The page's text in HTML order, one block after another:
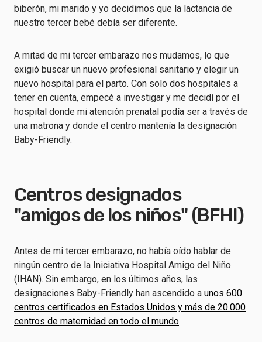
biberón, mi marido y yo decidimos que la lactancia de
nuestro tercer bebé debía ser diferente.
A mitad de mi tercer embarazo nos mudamos, lo que
exigió buscar un nuevo profesional sanitario y elegir un
nuevo hospital para el parto. Con solo dos hospitales a
tener en cuenta, empecé a investigar y me decidí por el
hospital donde mi atención prenatal podía ser a través de
una matrona y donde el centro mantenía la designación
Baby-Friendly.
Centros designados
"amigos de los niños" (BFHI)
Antes de mi tercer embarazo, no había oído hablar de
ningún centro de la Iniciativa Hospital Amigo del Niño
(IHAN). Sin embargo, en los últimos años, las
designaciones Baby-Friendly han ascendido a unos 600
centros certificados en Estados Unidos y más de 20.000
centros de maternidad en todo el mundo.